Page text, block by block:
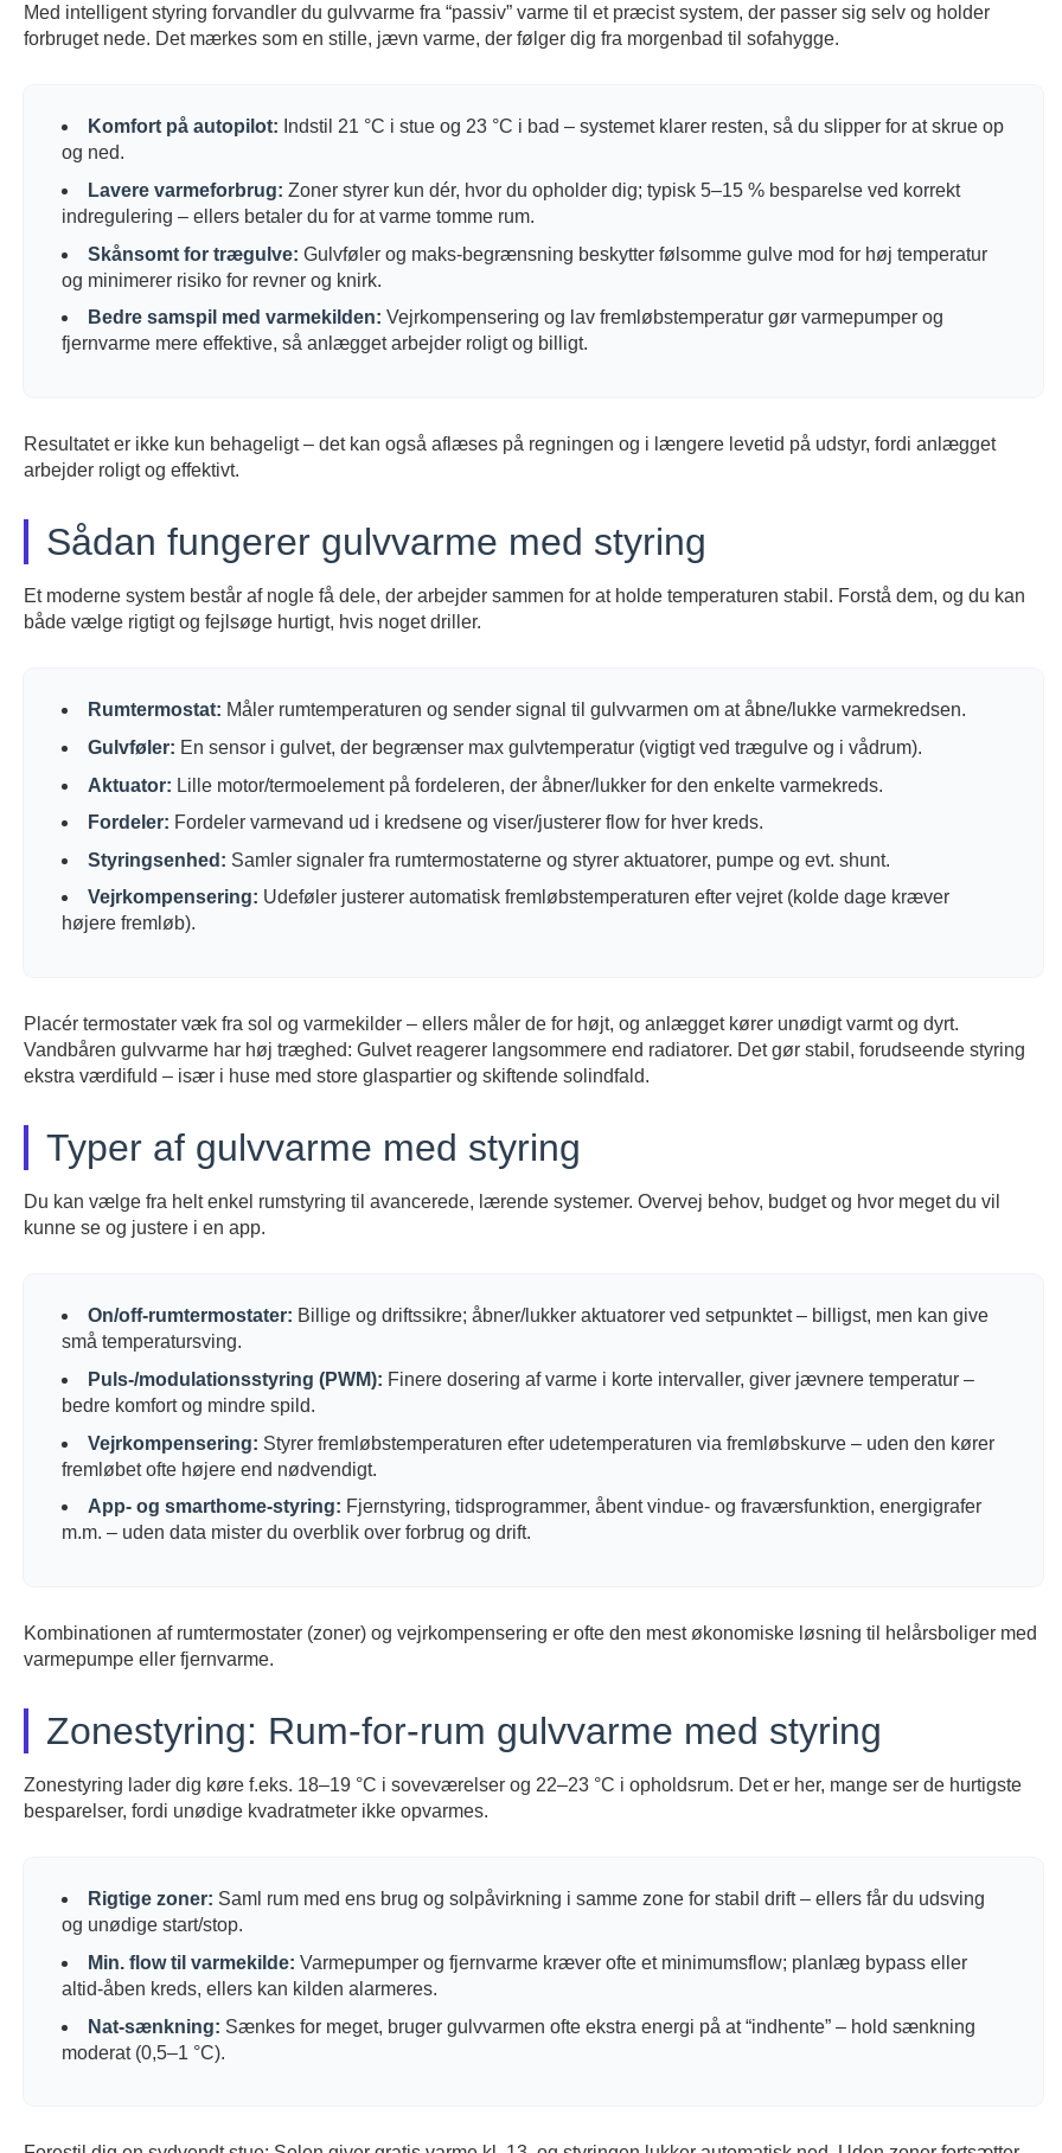
Med intelligent styring forvandler du gulvvarme fra “passiv” varme til et præcist system, der passer sig selv og holder
forbruget nede. Det mærkes som en stille, jævn varme, der følger dig fra morgenbad til sofahygge.
Komfort på autopilot: Indstil 21 °C i stue og 23 °C i bad – systemet klarer resten, så du slipper for at skrue op
og ned.
Lavere varmeforbrug: Zoner styrer kun dér, hvor du opholder dig; typisk 5–15 % besparelse ved korrekt
indregulering – ellers betaler du for at varme tomme rum.
Skånsomt for trægulve: Gulvføler og maks-begrænsning beskytter følsomme gulve mod for høj temperatur
og minimerer risiko for revner og knirk.
Bedre samspil med varmekilden: Vejrkompensering og lav fremløbstemperatur gør varmepumper og
fjernvarme mere effektive, så anlægget arbejder roligt og billigt.
Resultatet er ikke kun behageligt – det kan også aflæses på regningen og i længere levetid på udstyr, fordi anlægget
arbejder roligt og effektivt.
Sådan fungerer gulvvarme med styring
Et moderne system består af nogle få dele, der arbejder sammen for at holde temperaturen stabil. Forstå dem, og du kan
både vælge rigtigt og fejlsøge hurtigt, hvis noget driller.
Rumtermostat: Måler rumtemperaturen og sender signal til gulvvarmen om at åbne/lukke varmekredsen.
Gulvføler: En sensor i gulvet, der begrænser max gulvtemperatur (vigtigt ved trægulve og i vådrum).
Aktuator: Lille motor/termoelement på fordeleren, der åbner/lukker for den enkelte varmekreds.
Fordeler: Fordeler varmevand ud i kredsene og viser/justerer flow for hver kreds.
Styringsenhed: Samler signaler fra rumtermostaterne og styrer aktuatorer, pumpe og evt. shunt.
Vejrkompensering: Udeføler justerer automatisk fremløbstemperaturen efter vejret (kolde dage kræver
højere fremløb).
Placér termostater væk fra sol og varmekilder – ellers måler de for højt, og anlægget kører unødigt varmt og dyrt.
Vandbåren gulvvarme har høj træghed: Gulvet reagerer langsommere end radiatorer. Det gør stabil, forudseende styring
ekstra værdifuld – især i huse med store glaspartier og skiftende solindfald.
Typer af gulvvarme med styring
Du kan vælge fra helt enkel rumstyring til avancerede, lærende systemer. Overvej behov, budget og hvor meget du vil
kunne se og justere i en app.
On/off-rumtermostater: Billige og driftssikre; åbner/lukker aktuatorer ved setpunktet – billigst, men kan give
små temperatursving.
Puls-/modulationsstyring (PWM): Finere dosering af varme i korte intervaller, giver jævnere temperatur –
bedre komfort og mindre spild.
Vejrkompensering: Styrer fremløbstemperaturen efter udetemperaturen via fremløbskurve – uden den kører
fremløbet ofte højere end nødvendigt.
App- og smarthome-styring: Fjernstyring, tidsprogrammer, åbent vindue- og fraværsfunktion, energigrafer
m.m. – uden data mister du overblik over forbrug og drift.
Kombinationen af rumtermostater (zoner) og vejrkompensering er ofte den mest økonomiske løsning til helårsboliger med
varmepumpe eller fjernvarme.
Zonestyring: Rum-for-rum gulvvarme med styring
Zonestyring lader dig køre f.eks. 18–19 °C i soveværelser og 22–23 °C i opholdsrum. Det er her, mange ser de hurtigste
besparelser, fordi unødige kvadratmeter ikke opvarmes.
Rigtige zoner: Saml rum med ens brug og solpåvirkning i samme zone for stabil drift – ellers får du udsving
og unødige start/stop.
Min. flow til varmekilde: Varmepumper og fjernvarme kræver ofte et minimumsflow; planlæg bypass eller
altid-åben kreds, ellers kan kilden alarmeres.
Nat-sænkning: Sænkes for meget, bruger gulvvarmen ofte ekstra energi på at “indhente” – hold sænkning
moderat (0,5–1 °C).